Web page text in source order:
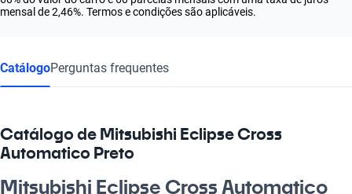
mensal de 2,46%. Termos e condições são aplicáveis.
CatálogoPerguntas frequentes
Catálogo de Mitsubishi Eclipse Cross
Automatico Preto
Mitsubishi Eclipse Cross Automatico